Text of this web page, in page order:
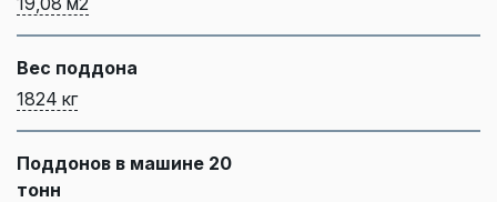
Вес поддона
1824 кг
Поддонов в машине 20
тонн